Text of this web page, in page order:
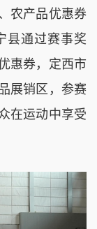
农产品优惠券
县通过赛事奖
惠券，定西市
展销区，参赛
在运动中享受